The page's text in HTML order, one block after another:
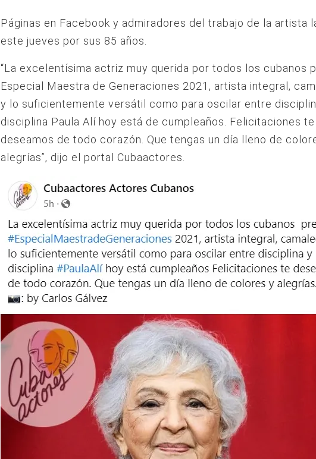
Páginas en Facebook y admiradores del trabajo de la artista
este jueves por sus 85 años.
“La excelentísima actriz muy querida por todos los cubanos
Especial Maestra de Generaciones 2021, artista integral,
y lo suficientemente versátil como para oscilar entre
disciplina Paula Alí hoy está de cumpleaños. Felicitaciones te
deseamos de todo corazón. Que tengas un día lleno de
alegrías”, dijo el portal Cubaactores.